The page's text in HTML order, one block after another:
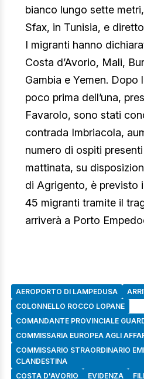
bianco lungo sette
Sfax, in Tunisia, e
I migranti hanno
Costa d’Avorio, Mali,
Gambia e Yemen.
poco prima dell’una,
Favarolo, sono stati
contrada Imbriacola,
numero di ospiti
mattinata, su
di Agrigento, è previsto
45 migranti tramite il
arriverà a Porto
AEROPORTO DI LAMPEDUSA
COLONNELLO ROCCO LOPANE
COMANDANTE PROVINCIALE
COMMISSARIA EUROPEA AGLI
COMMISSARIO STRAORDINARIO
CLANDESTINA
COSTA D'AVORIO
EVIDENZA